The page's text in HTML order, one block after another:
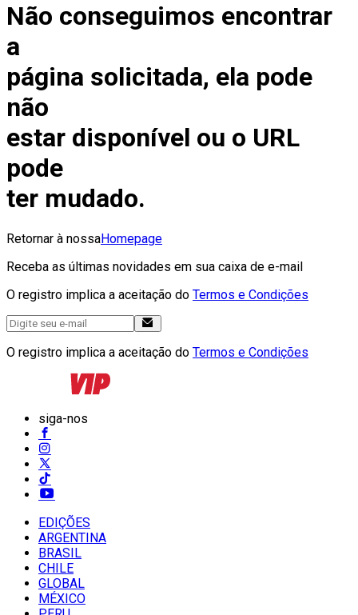
Não conseguimos encontrar
a
página solicitada, ela pode
não
estar disponível ou o URL
pode
ter mudado.
Retornar à nossaHomepage
Receba as últimas novidades em sua caixa de e-mail
O registro implica a aceitação do Termos e Condições
O registro implica a aceitação do Termos e Condições
siga-nos
EDIÇÕES
ARGENTINA
BRASIL
CHILE
GLOBAL
MÉXICO